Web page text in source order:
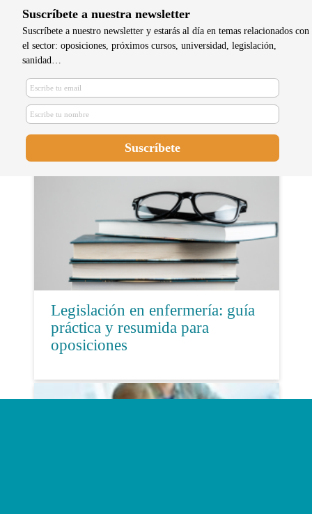
La Comunidad Valenciana
convocará nuevas oposiciones
después del verano para cubrir
más de 8.000 pla...
Legislación en enfermería: guía
práctica y resumida para
oposiciones
Suscríbete a nuestra newsletter
Suscríbete a nuestro newsletter y estarás al día en temas relacionados con
el sector: oposiciones, próximos cursos, universidad, legislación,
sanidad…